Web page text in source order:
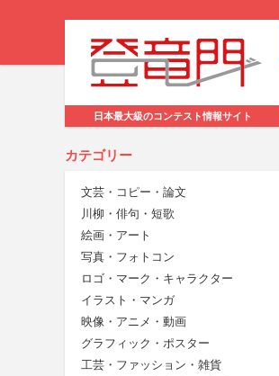
日本最大級のコンテスト情報サイト
カテゴリー
文芸・コピー・論文
川柳・俳句・短歌
絵画・アート
写真・フォトコン
ロゴ・マーク・キャラクター
イラスト・マンガ
映像・アニメ・動画
グラフィック・ポスター
工芸・ファッション・雑貨